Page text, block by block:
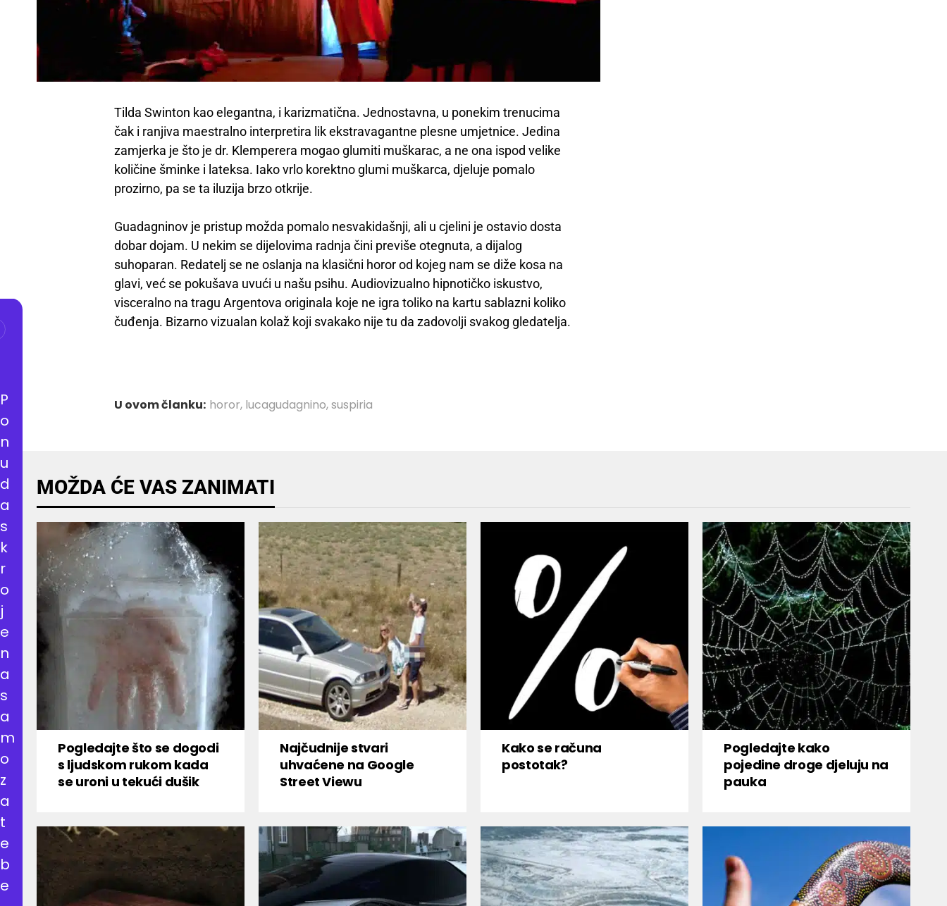
Tilda Swinton kao elegantna, i karizmatična. Jednostavna, u ponekim trenucima
čak i ranjiva maestralno interpretira lik ekstravagantne plesne umjetnice. Jedina
zamjerka je što je dr. Klemperera mogao glumiti muškarac, a ne ona ispod velike
količine šminke i lateksa. Iako vrlo korektno glumi muškarca, djeluje pomalo
prozirno, pa se ta iluzija brzo otkrije.
Guadagninov je pristup možda pomalo nesvakidašnji, ali u cjelini je ostavio dosta
dobar dojam. U nekim se dijelovima radnja čini previše otegnuta, a dijalog
suhoparan. Redatelj se ne oslanja na klasični horor od kojeg nam se diže kosa na
glavi, već se pokušava uvući u našu psihu. Audiovizualno hipnotičko iskustvo,
visceralno na tragu Argentova originala koje ne igra toliko na kartu sablazni koliko
čuđenja. Bizarno vizualan kolaž koji svakako nije tu da zadovolji svakog gledatelja.
U ovom članku: horor, lucagudagnino,suspiria
MOŽDA ĆE VAS ZANIMATI
Pogledajte što se dogodi
s ljudskom rukom kada
se uroni u tekući dušik
Najčudnije stvari
uhvaćene na Google
Street Viewu
Kako se računa
postotak?
Pogledajte kako
pojedine droge djeluju na
pauka
P
o
n
u
d
a
s
k
r
o
j
e
n
a
s
a
m
o
z
a
t
e
b
e